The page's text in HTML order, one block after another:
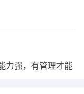
力强，有管理才能